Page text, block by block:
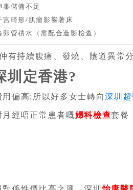
巢儲備不足
宮畸形/肌瘤影響著床
卵管積水（需配合造影檢查）
有持續腹痛、發燒、陰道異常
圳定香港?
偏高;所以好多女士轉向深圳
經唔正常患者嘅婦科檢查套餐